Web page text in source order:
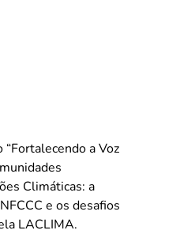
a Voz
Climáticas: a
e os desafios
LACLIMA.